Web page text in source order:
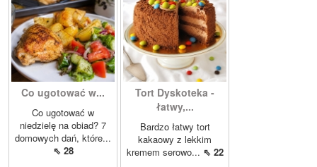
Co ugotować w...
Co ugotować w
niedzielę na obiad? 7
domowych dań, które...
⇖ 28
Tort Dyskoteka -
łatwy,...
Bardzo łatwy tort
kakaowy z lekkim
kremem serowo... ⇖ 22